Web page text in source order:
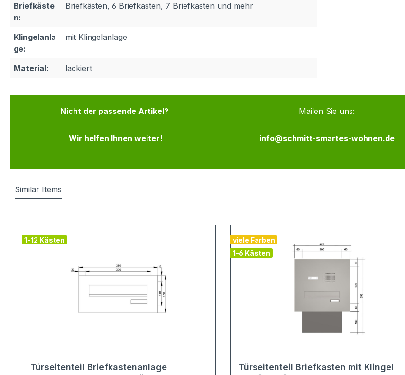
Briefkäste
n:
Briefkästen, 6 Briefkästen, 7 Briefkästen und mehr
Klingelanla
ge:
mit Klingelanlage
Material: lackiert
Nicht der passende Artikel?
Wir helfen Ihnen weiter!
Mailen Sie uns:
info@schmitt-smartes-wohnen.de
Similar Items
1-12 Kästen
Türseitenteil Briefkastenanlage
viele Farben
1-6 Kästen
Türseitenteil Briefkasten mit Klingel